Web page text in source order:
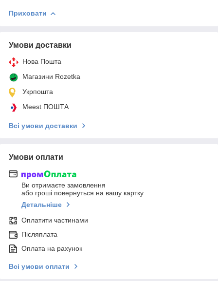
Приховати
Умови доставки
Нова Пошта
Магазини Rozetka
Укрпошта
Meest ПОШТА
Всі умови доставки
Умови оплати
Ви отримаєте замовлення
або гроші повернуться на вашу картку
Детальніше
Оплатити частинами
Післяплата
Оплата на рахунок
Всі умови оплати